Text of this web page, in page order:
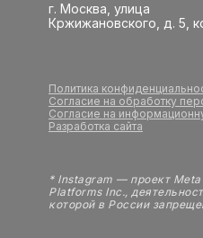
* Instagram — проект Meta
Platforms Inc.,
которой в России
г. Москва, улица
Кржижановского, д. 5,
Политика
Согласие на обработку
Согласие на
Разработка сайта